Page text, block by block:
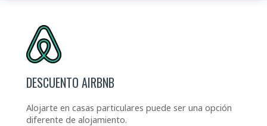
DESCUENTO AIRBNB
Alojarte en casas particulares puede ser una opción
diferente de alojamiento.